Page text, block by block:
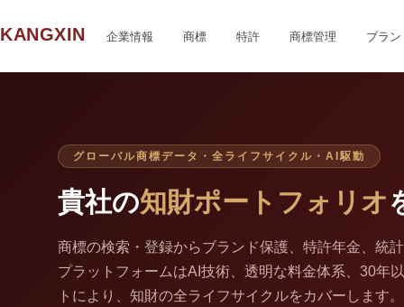
KANGXIN 企業情報 商標 特許 商標管理 ブラ
グローバル商標データ・全ライフサイクル・AI駆動
貴社の知財ポートフォリオ
商標の検索・登録からブランド保護、特許年金、統
プラットフォームはAI技術、透明な料金体系、30年
トにより、知財の全ライフサイクルをカバーします。